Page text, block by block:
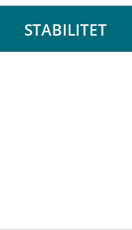
STABILITET